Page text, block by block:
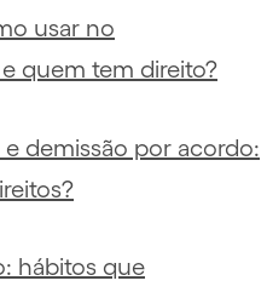
usar no
quem tem direito?
demissão por acordo:
hábitos que